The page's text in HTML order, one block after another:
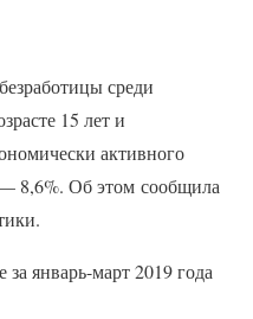
среди
15 лет и
активного
— 8,6%. Об этом сообщила
январь-март 2019 года